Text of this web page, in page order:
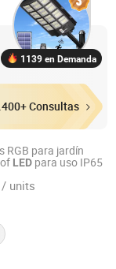
1139 en Demanda
Consultas
RGB para jardín
LED para uso IP65
/ units
Ltd.